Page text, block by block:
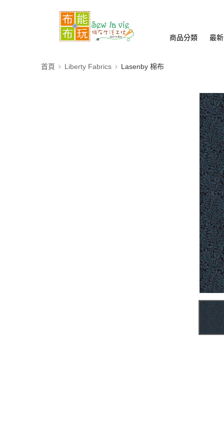
商品分類 最
首頁 Liberty Fabrics Lasenby 棉布